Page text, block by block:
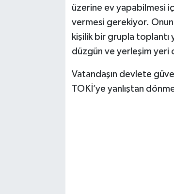
üzerine ev yapabilmesi
vermesi gerekiyor.
kişilik bir grupla toplantı
düzgün ve yerleşim yeri
Vatandaşın devlete
TOKİ’ye yanlıştan